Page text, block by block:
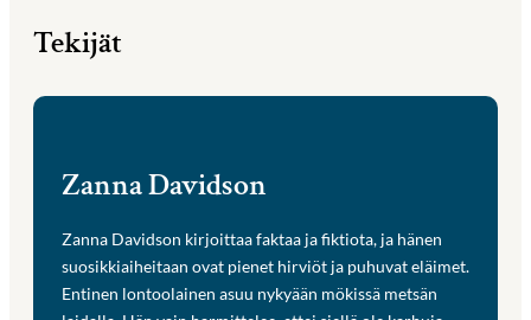
Tekijät
Zanna Davidson
Zanna Davidson kirjoittaa faktaa ja fiktiota, ja hänen
suosikkiaiheitaan ovat pienet hirviöt ja puhuvat eläimet.
Entinen lontoolainen asuu nykyään mökissä metsän